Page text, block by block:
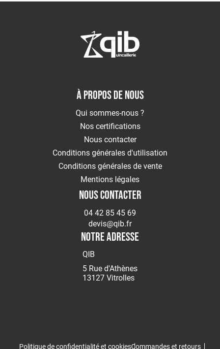
À PROPOS DE NOUS
Qui sommes-nous ?
Nos certifications
Nous contacter
Conditions générales d'utilisation
Conditions générales de vente
Mentions légales
NOUS CONTACTER
04 42 85 45 69
devis@qib.fr
NOTRE ADRESSE
QIB
5 Rue d'Athènes
13127 Vitrolles
Politique de confidentialité et cookiesCommandes et retours